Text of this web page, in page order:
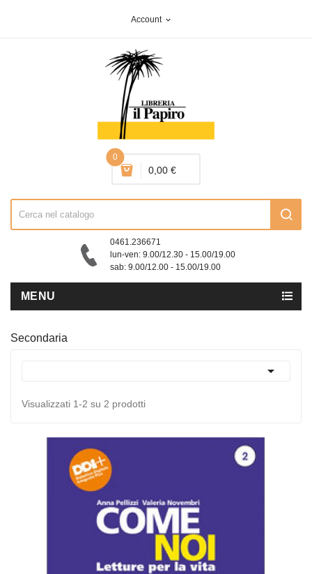
Account expand_more
0
0,00 €
0461.236671
lun-ven: 9.00/12.30 - 15.00/19.00
sab: 9.00/12.00 - 15.00/19.00
MENU
Secondaria

Visualizzati 1-2 su 2 prodotti